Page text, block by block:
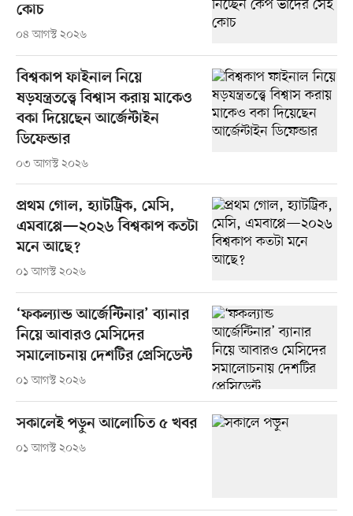
কোচ
০৪ আগস্ট ২০২৬
বিশ্বকাপ ফাইনাল নিয়ে
ষড়যন্ত্রতত্ত্বে বিশ্বাস করায় মাকেও
বকা দিয়েছেন আর্জেন্টাইন
ডিফেন্ডার
০৩ আগস্ট ২০২৬
প্রথম গোল, হ্যাটট্রিক, মেসি,
এমবাপ্পে—২০২৬ বিশ্বকাপ কতটা
মনে আছে?
০১ আগস্ট ২০২৬
‘ফকল্যান্ড আর্জেন্টিনার’ ব্যানার
নিয়ে আবারও মেসিদের
সমালোচনায় দেশটির প্রেসিডেন্ট
০১ আগস্ট ২০২৬
সকালেই পড়ুন আলোচিত ৫ খবর
০১ আগস্ট ২০২৬